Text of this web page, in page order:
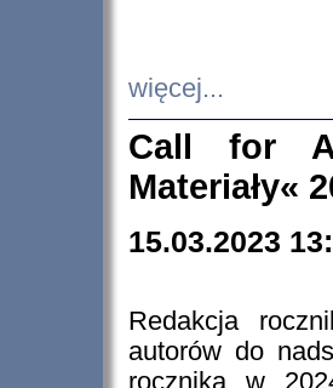
więcej...
Call for
Materiały«
15.03.2023
Redakcja
autorów do
rocznika w